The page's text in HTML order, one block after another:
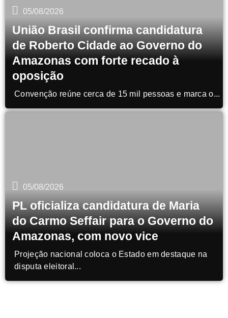
05/08/2026
União Brasil confirma candidatura
de Roberto Cidade ao Governo do
Amazonas com forte recado à
oposição
Convenção reúne cerca de 15 mil pessoas e marca o...
05/08/2026
PL oficializa candidatura de Maria
do Carmo Seffair para o Governo do
Amazonas, com novo vice
Projeção nacional coloca o Estado em destaque na
disputa eleitoral...